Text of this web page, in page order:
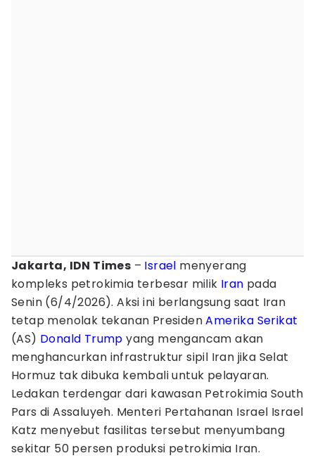
Jakarta, IDN Times – Israel menyerang
kompleks petrokimia terbesar milik Iran pada
Senin (6/4/2026). Aksi ini berlangsung saat Iran
tetap menolak tekanan PresidenAmerika Serikat
(AS) Donald Trump yang mengancam akan
menghancurkan infrastruktur sipil Iran jika Selat
Hormuz tak dibuka kembali untuk pelayaran.
Ledakan terdengar dari kawasan Petrokimia South
Pars di Assaluyeh. Menteri Pertahanan Israel Israel
Katz menyebut fasilitas tersebut menyumbang
sekitar 50 persen produksi petrokimia Iran.